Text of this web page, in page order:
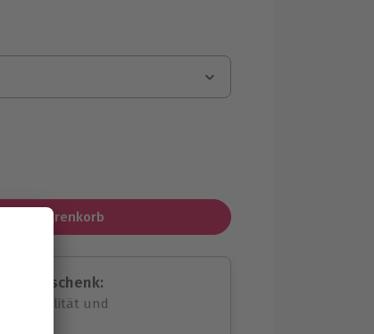
In den Warenkorb
Geschenk:
Flexibilität und